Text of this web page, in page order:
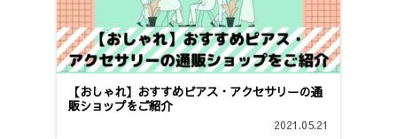
【おしゃれ】おすすめピアス・アクセサリーの通
販ショップをご紹介
2021.05.21